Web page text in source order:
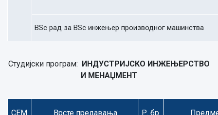
BSc рад за BSc инжењер производног машинства
Студијски програм: ИНДУСТРИЈСКО ИНЖЕЊЕРСТВО
И МЕНАЏМЕНТ
СЕМ. Врсте предавања Р. бр.